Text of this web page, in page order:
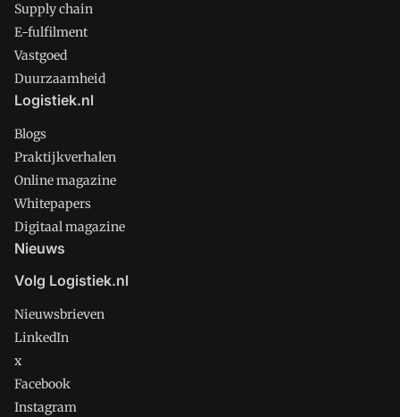
Supply chain
E-fulfilment
Vastgoed
Duurzaamheid
Logistiek.nl
Blogs
Praktijkverhalen
Online magazine
Whitepapers
Digitaal magazine
Nieuws
Volg Logistiek.nl
Nieuwsbrieven
LinkedIn
x
Facebook
Instagram